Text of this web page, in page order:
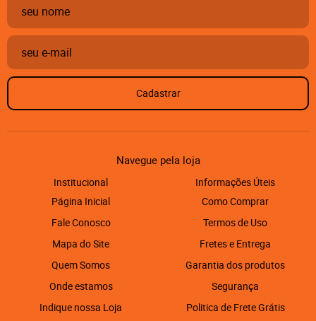
Cadastrar
Navegue pela loja
Institucional
Página Inicial
Fale Conosco
Mapa do Site
Quem Somos
Onde estamos
Indique nossa Loja
Informações Úteis
Como Comprar
Termos de Uso
Fretes e Entrega
Garantia dos produtos
Segurança
Politica de Frete Grátis